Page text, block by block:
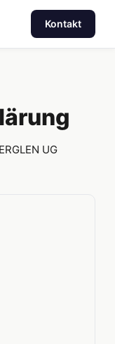
Kontakt
UG